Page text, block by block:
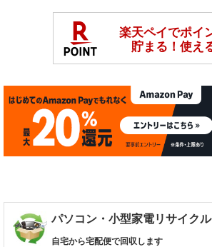
パソコン・小型家電リサイクル
自宅から宅配便で回収します